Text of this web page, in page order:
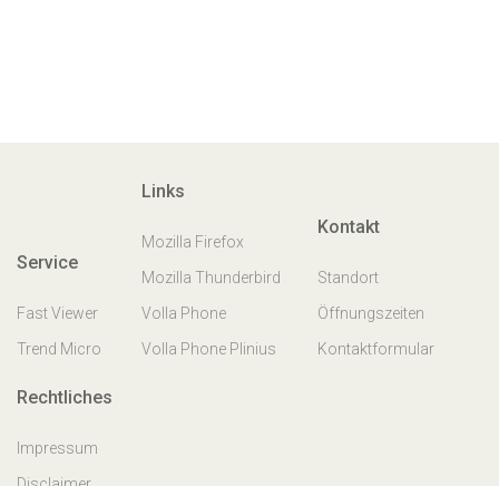
Service
Fast Viewer
Trend Micro
Links
Mozilla Firefox
Mozilla Thunderbird
Volla Phone
Volla Phone Plinius
Kontakt
Standort
Öffnungszeiten
Kontaktformular
Rechtliches
Impressum